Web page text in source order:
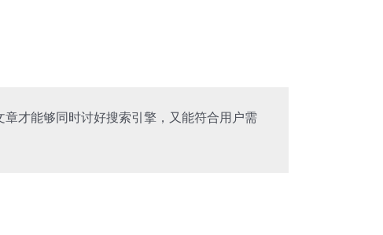
才能够同时讨好搜索引擎，又能符合用户需